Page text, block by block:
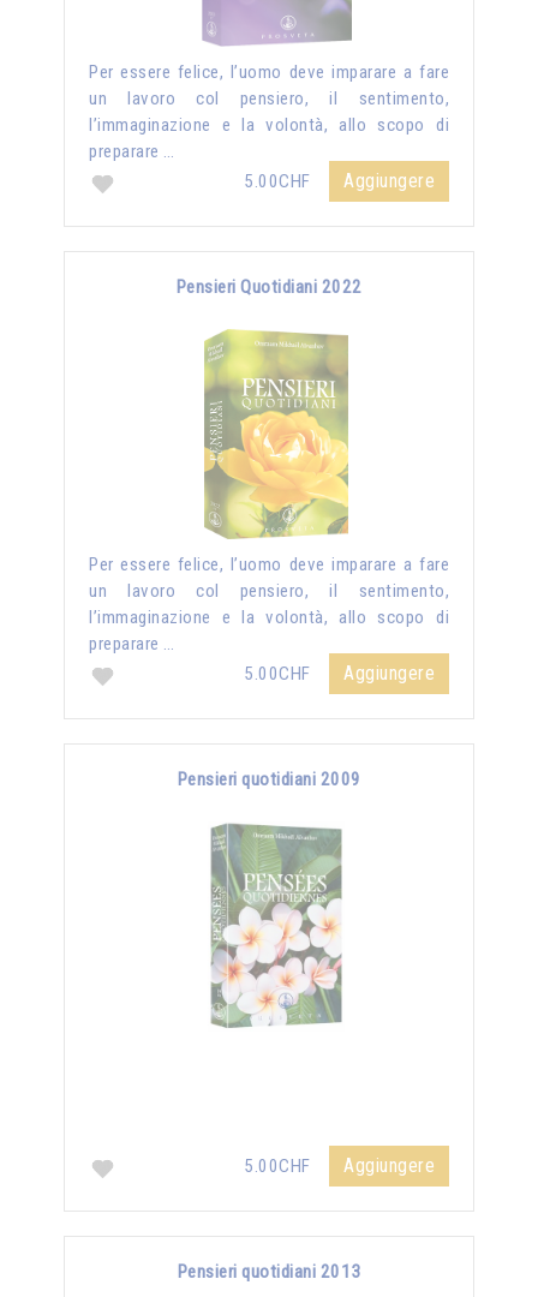
Per essere felice, l’uomo deve imparare a fare
un lavoro col pensiero, il sentimento,
l’immaginazione e la volontà, allo scopo di
preparare …
5.00CHF
Aggiungere
Pensieri Quotidiani 2022
Per essere felice, l’uomo deve imparare a fare
un lavoro col pensiero, il sentimento,
l’immaginazione e la volontà, allo scopo di
preparare …
5.00CHF
Aggiungere
Pensieri quotidiani 2009
5.00CHF Aggiungere
Pensieri quotidiani 2013